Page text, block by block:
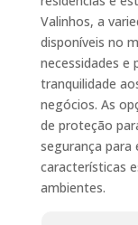
Valinhos, a
disponíveis no
necessidades e
tranquilidade
negócios. As
de proteção
segurança para
características
ambientes.